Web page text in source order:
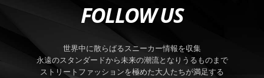
FOLLOW US
世界中に散らばるスニーカー情報を収集
永遠のスタンダードから未来の潮流となりうるものまで
ストリートファッションを極めた大人たちが満足する